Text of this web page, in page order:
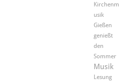
Kirchenm
usik
Gießen
genießt
den
Sommer
Musik
Lesung